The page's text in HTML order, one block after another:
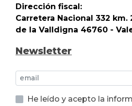
Dirección fiscal:
Carretera Nacional 332 km.
de la Valldigna 46760 -
Newsletter
He leído y acepto la información básica